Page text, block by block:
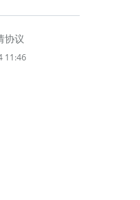
协议
11:46